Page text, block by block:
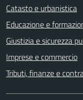
Catasto e urbanistica
Educazione e
Giustizia e sicurezza
Imprese e commercio
Tributi, finanze e